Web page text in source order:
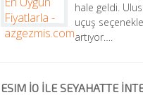
hale geldi.
uçuş
artıyor….
ESIM IO ILE SEYAHATTE